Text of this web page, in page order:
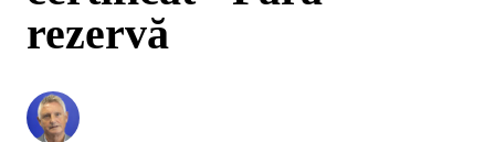
rezervă